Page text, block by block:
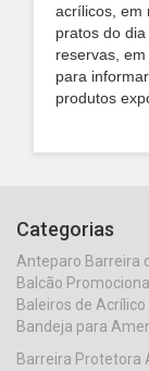
acrílicos, em
pratos do
reservas,
para
produtos
Categorias
Anteparo Barreira
Balcão
Baleiros de Acrílico
Bandeja para
Barreira Protetora